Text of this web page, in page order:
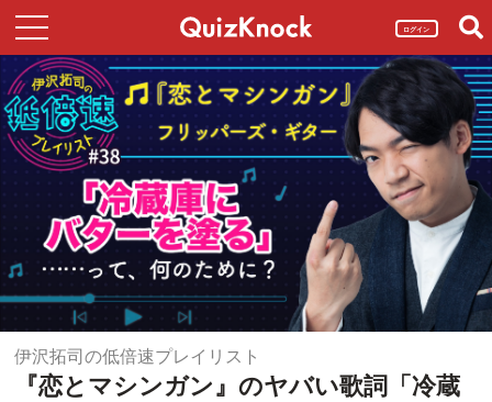
ログイン
伊沢拓司の低倍速プレイリスト
『恋とマシンガン』のヤバい歌詞「冷蔵